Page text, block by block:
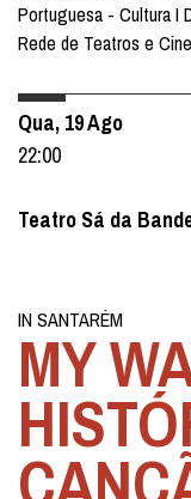
Portuguesa - Cultura I
Rede de Teatros e
Qua, 19 Ago
22:00
Teatro Sá da
IN SANTARÉM
MY